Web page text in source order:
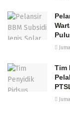
Tim